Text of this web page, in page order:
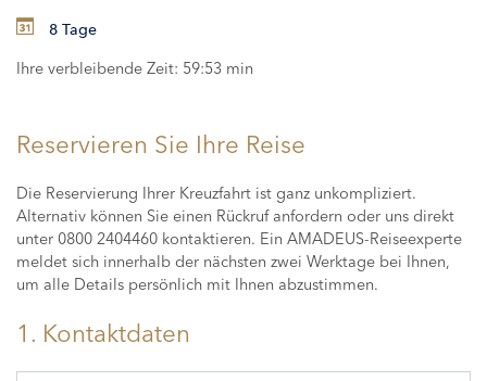
8 Tage
Ihre verbleibende Zeit: 59:53 min
Reservieren Sie Ihre Reise
Die Reservierung Ihrer Kreuzfahrt ist ganz unkompliziert.
Alternativ können Sie einen Rückruf anfordern oder uns direkt
unter 0800 2404460 kontaktieren. Ein AMADEUS-Reiseexperte
meldet sich innerhalb der nächsten zwei Werktage bei Ihnen,
um alle Details persönlich mit Ihnen abzustimmen.
1. Kontaktdaten